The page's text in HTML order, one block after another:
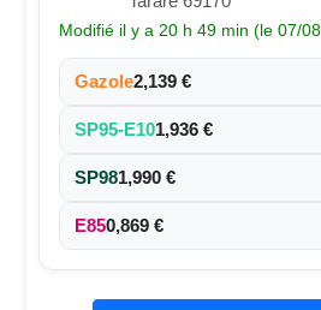
Modifié il y a 20 h 49 min (le 07/
Gazole2,139 €
SP95-E101,936 €
SP981,990 €
E850,869 €